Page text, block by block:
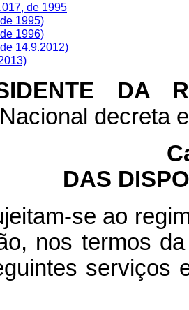
de 1995
1995)
1996)
14.9.2012)
DA
decreta
DAS
se ao
nos termos
serviços